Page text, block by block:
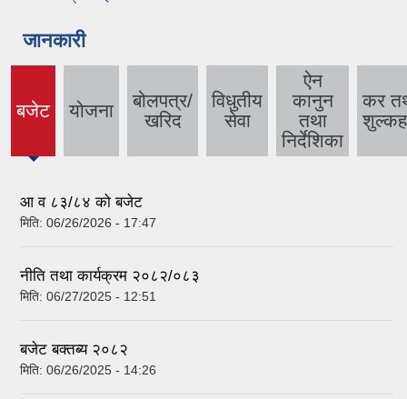
जानकारी
बजेट योजना
बोलपत्र/
खरिद
विधुतीय
सेवा
ऐन
कानुन
तथा
निर्देशिका
कर
आ व ८३/८४ को बजेट
मिति: 06/26/2026 - 17:47
नीति तथा कार्यक्रम २०८२/०८३
मिति: 06/27/2025 - 12:51
बजेट बक्तब्य २०८२
मिति: 06/26/2025 - 14:26